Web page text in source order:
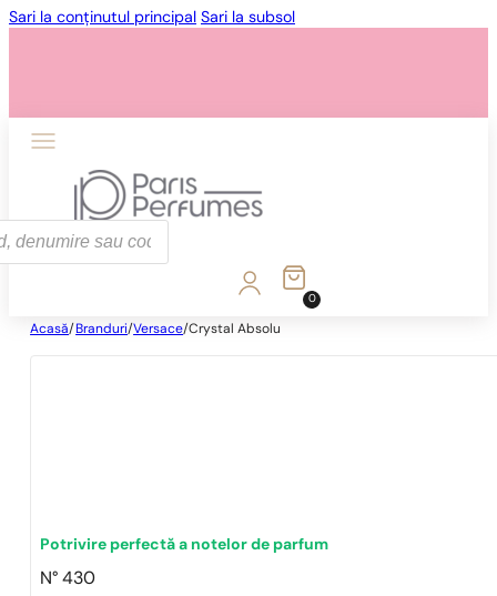
Sari la conținutul principal Sari la subsol
0
Acasă/ Branduri/Versace/Crystal Absolu
Potrivire perfectă a notelor de parfum
N° 430